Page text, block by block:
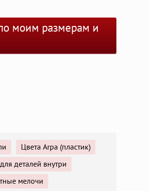
моим размерам и
Цвета Arpa (пластик)
деталей внутри
мелочи